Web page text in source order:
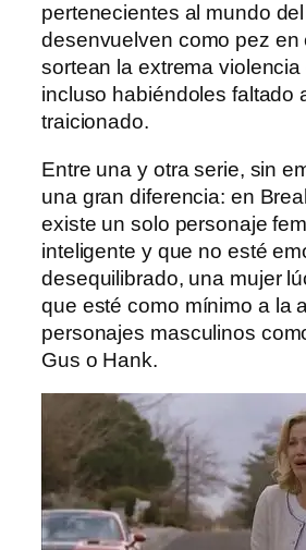
pertenecientes al mundo
desenvuelven como pez en
sortean la extrema
incluso habiéndoles faltado
traicionado.
Entre una y otra serie, sin
una gran diferencia: en
existe un solo personaje
inteligente y que no esté
desequilibrado, una mujer
que esté como mínimo a la
personajes masculinos
Gus o Hank.